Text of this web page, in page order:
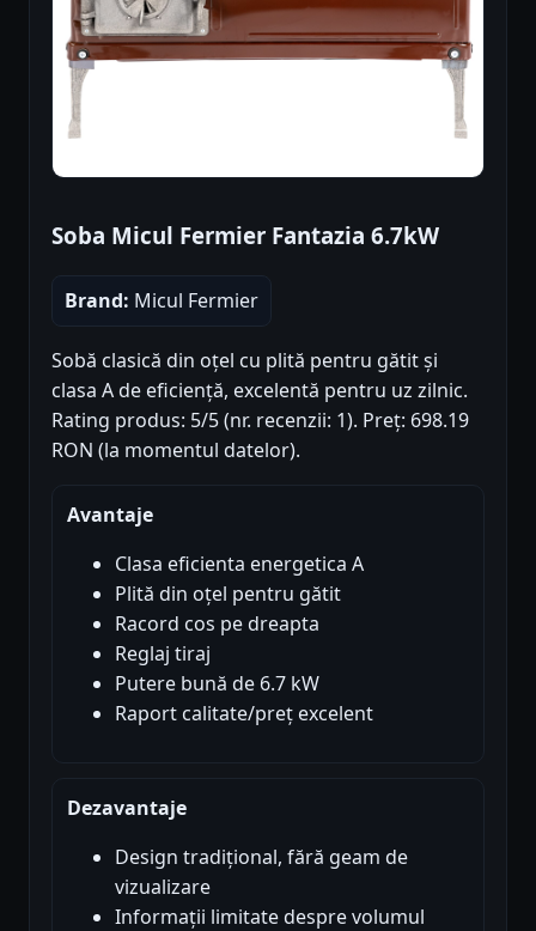
Soba Micul Fermier Fantazia 6.7kW
Brand: Micul Fermier
Sobă clasică din oțel cu plită pentru gătit și
clasa A de eficiență, excelentă pentru uz zilnic.
Rating produs: 5/5 (nr. recenzii: 1). Preț: 698.19
RON (la momentul datelor).
Avantaje
Clasa eficienta energetica A
Plită din oțel pentru gătit
Racord cos pe dreapta
Reglaj tiraj
Putere bună de 6.7 kW
Raport calitate/preț excelent
Dezavantaje
Design tradițional, fără geam de
vizualizare
Informații limitate despre volumul